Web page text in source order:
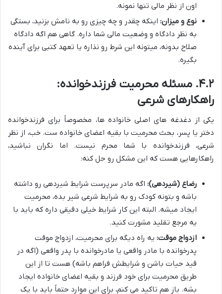
اون از نظر مالی تنها نمونه.
نوع و میزان: اینکه چقدر و چه چیزی رو به نامش بزنید، بستگی
به نظر دادگاه و وضعیت مالی شما داره. گاهی هم اگه دادگاه
صلاح بدونه، میتونه این شرط رو نذاره یا تعهد کتبی برای آینده
بگیره.
۴.۲. مسئله محرمیت فرزندخوانده:
راهکارهای شرعی
یکی از دغدغه های اصلی خانواده ها، مخصوصاً برای فرزندخوانده
دختر یا پسر، بحث محرمیت با بقیه اعضای خانواده ست. خب، از نظر
شرعی، فرزندخوانده با شما محرم نیست. اما نگران نباشید،
راهکارهایی هست که این مشکل رو حل کنه:
رضاع (شیردهی): اگه مادر سرپرست شرایط شیردهی رو داشته
باشه و بتونه کودک رو به شرایط شرعی شیر بده، محرمیت
ایجاد میشه. البته این کار شرایط خیلی دقیقی داره که باید با
یه مرجع تقلید مشورت کنید.
ازدواج موقت: یه راه دیگه برای محرمیت، ازدواج موقت
پدرخوانده با مادر واقعی یا مادرخوانده با پدر واقعی (اگه در
قید حیات باشن و شرایطش فراهم باشه) هست تا از این
طریق محرمیت برای خود فرزند و بقیه اعضای خانواده ایجاد
بشه. باز هم تاکید می کنم، برای این موارد حتماً باید با یک